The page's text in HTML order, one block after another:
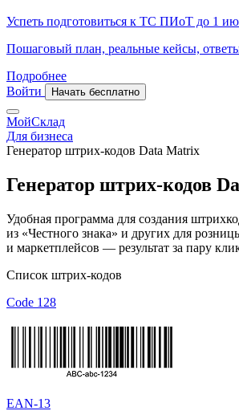
Успеть подготовиться к ТС ПИоТ до 1
Пошаговый план, реальные кейсы,
Подробнее
Войти
Начать бесплатно
МойСклад
Для бизнеса
Генератор штрих-кодов Data Matrix
Генератор штрих-кодов
Удобная программа для создания
из «Честного знака» и других для
и маркетплейсов — результат за пару
Список штрих-кодов
Code 128
EAN-13